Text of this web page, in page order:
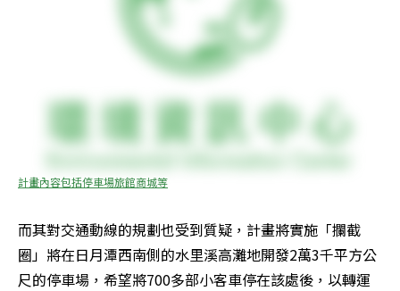
計畫內容包括停車場旅館商城等
而其對交通動線的規劃也受到質疑，計畫將實施「攔截
圈」將在日月潭西南側的水里溪高灘地開發2萬3千平方公
尺的停車場，希望將700多部小客車停在該處後，以轉運